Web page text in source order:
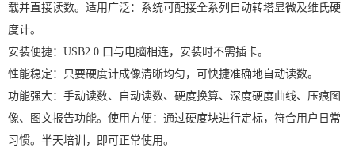
载并直接读数。适用广泛：系统可配接全系列自动转塔显微及维氏硬
度计。
安装便捷：USB2.0 口与电脑相连，安装时不需插卡。
性能稳定：只要硬度计成像清晰均匀，可快捷准确地自动读数。
功能强大：手动读数、自动读数、硬度换算、深度硬度曲线、压痕图
像、图文报告功能。使用方便：通过硬度块进行定标，符合用户日常
习惯。半天培训，即可正常使用。